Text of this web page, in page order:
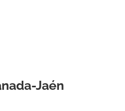
Jaén